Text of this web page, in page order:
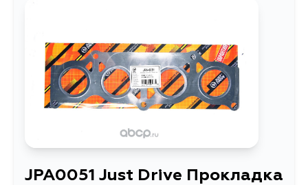
JPA0051 Just Drive Прокладка